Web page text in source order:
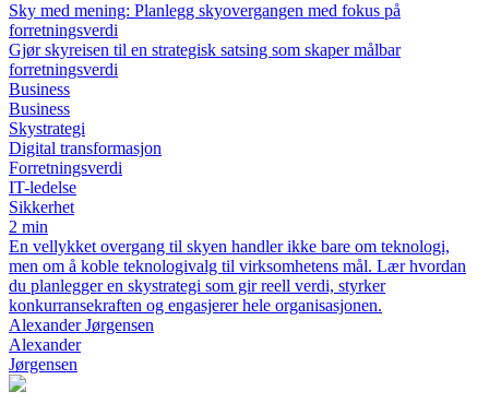
Sky med mening: Planlegg skyovergangen med fokus på
forretningsverdi
Gjør skyreisen til en strategisk satsing som skaper målbar
forretningsverdi
Business
Business
Skystrategi
Digital transformasjon
Forretningsverdi
IT-ledelse
Sikkerhet
2 min
En vellykket overgang til skyen handler ikke bare om teknologi,
men om å koble teknologivalg til virksomhetens mål. Lær hvordan
du planlegger en skystrategi som gir reell verdi, styrker
konkurransekraften og engasjerer hele organisasjonen.
Alexander Jørgensen
Alexander
Jørgensen